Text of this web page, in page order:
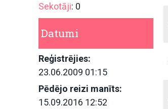
Sekotāji: 0
Datumi
Reģistrējies:
23.06.2009 01:15
Pēdējo reizi manīts:
15.09.2016 12:52